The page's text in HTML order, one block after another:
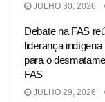
JULHO 30, 2026
Debate na FAS
liderança
para o
FAS
JULHO 29, 2026